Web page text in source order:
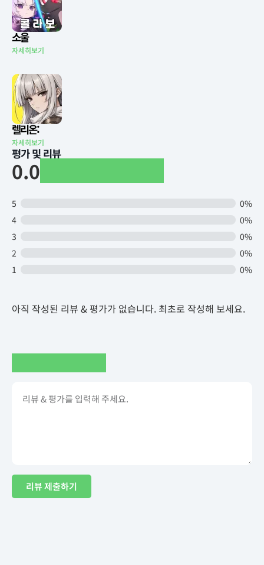
소울
자세히보기
렐리온:
자세히보기
평가 및 리뷰
0.0
5
0%
4
0%
3
0%
2
0%
1
0%
아직 작성된 리뷰 & 평가가 없습니다. 최초로 작성해 보세요.
리뷰 제출하기